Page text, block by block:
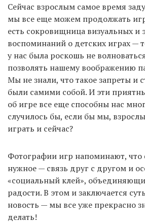
Сейчас взрослым самое время
мы все еще можем продолжать
есть сокровищница визуальных и
воспоминаний о детских играх —
у нас была роскошь не
позволять нашему воображению
Мы не знали, что такое запреты и
были самими собой. И эти
об игре все еще способны нас
случилось бы, если бы мы,
играть и сейчас?
Фотографии игр напоминают, что
нужное — связь друг с другом и
«социальный клей»,
радости. В этом и заключается
новость — мы все уже прекрасно
делать!